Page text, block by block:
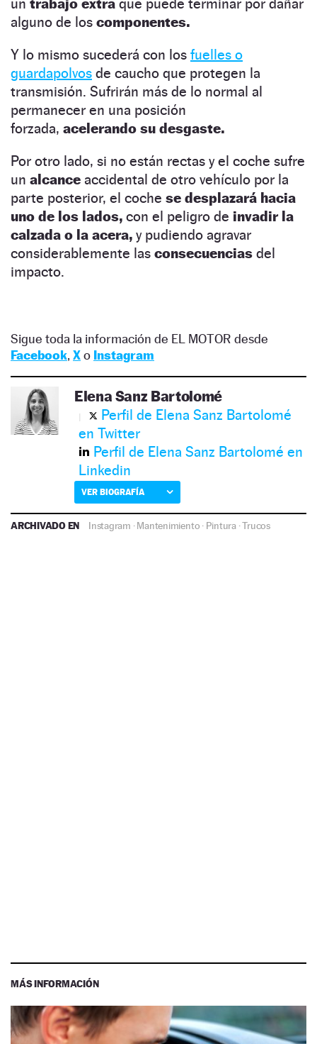
alguno de los componentes.
Y lo mismo sucederá con los fuelles o
guardapolvos de caucho que protegen la
transmisión. Sufrirán más de lo normal al
permanecer en una posición
forzada, acelerando su desgaste.
Por otro lado, si no están rectas y el coche sufre
un alcance accidental de otro vehículo por la
parte posterior, el coche se desplazará hacia
uno de los lados, con el peligro de invadir la
calzada o la acera, y pudiendo agravar
considerablemente las consecuencias del
impacto.
Sigue toda la información de EL MOTOR desde
Facebook, Xo Instagram
Elena Sanz Bartolomé
Perfil de Elena Sanz Bartolomé
en Twitter
Perfil de Elena Sanz Bartolomé en
Linkedin
VER BIOGRAFÍA
ARCHIVADO EN Instagram ·Mantenimiento · Pintura·Trucos
MÁS INFORMACIÓN